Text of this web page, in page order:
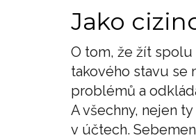
Jako
O tom, že žít
takového stavu se
problémů a
A všechny, nejen
v účtech.